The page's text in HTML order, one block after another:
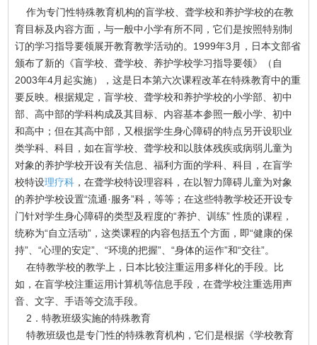
作为专门性特殊教育机构的盲学校、聋学校和养护学校的在教
育目标及内容方面，与一般中小学有所不同，它们是按照特别制
订的学习指导要领展开教育教学活动的。1999年3月，日本文部省
颁布了新的《盲学校、聋学校、养护学校学习指导要领》（自
2003年4月起实施），这是日本第六次课程改革在特殊教育中的重
要反映。根据规定，盲学校、聋学校和养护学校的小学部、初中
部、高中部的学科构成及其目标、内容基本参照一般小学、初中
和高中；但在其高中部，又根据学生身心障碍的特点另开设职业
类学科、科目，如在盲学校、聋学校和以肢体残疾或病弱儿童为
对象的养护学校开设有关信息、福利方面的学科、科目，在盲学
校特设理疗科 ，在聋学校特设理容科，在以智力障碍儿童为对象
的养护学校设置“流通·服务”科，等等；在这些特教学校还开设专
门针对学生身心障碍的类型及程度的“养护、训练” 性质的课程，
统称为“自立活动”，这类课程的内容包括五个方面，即“健康的保
持”、“心理的安定”、“环境的把握”、“身体的运作”和“交往”。
在特教学校的教学上，日本比较注重运用多样化的手段。比
如，在盲学校注重运用计算机等信息手段，在聋学校注重选用声
音、文字、手语等交流手段。
2．特教班级实施的特殊教育
特教班级也是专门性的特殊教育机构，它们是根据《学校教育